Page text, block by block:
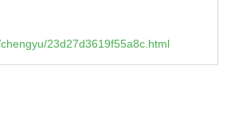
23d27d3619f55a8c.html